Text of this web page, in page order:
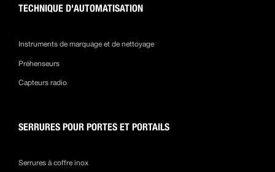
TECHNIQUE D'AUTOMATISATION
Instruments de marquage et de nettoyage
Préhenseurs
Capteurs radio
SERRURES POUR PORTES ET PORTAILS
Serrures à coffre inox